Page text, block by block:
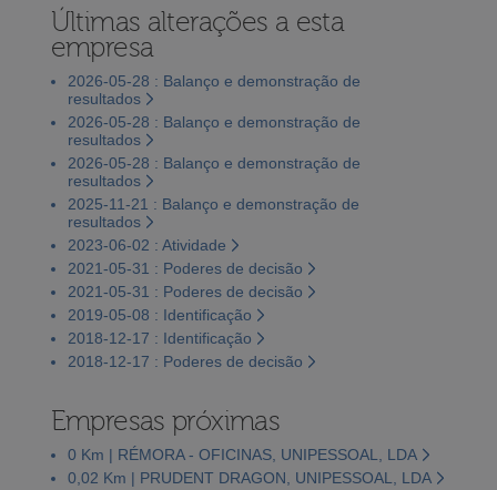
Últimas alterações a esta
empresa
2026-05-28 : Balanço e demonstração de
resultados
2026-05-28 : Balanço e demonstração de
resultados
2026-05-28 : Balanço e demonstração de
resultados
2025-11-21 : Balanço e demonstração de
resultados
2023-06-02 : Atividade
2021-05-31 : Poderes de decisão
2021-05-31 : Poderes de decisão
2019-05-08 : Identificação
2018-12-17 : Identificação
2018-12-17 : Poderes de decisão
Empresas próximas
0 Km | RÉMORA - OFICINAS, UNIPESSOAL, LDA
0,02 Km | PRUDENT DRAGON, UNIPESSOAL, LDA